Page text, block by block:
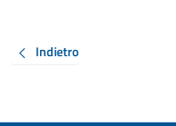
Indietro